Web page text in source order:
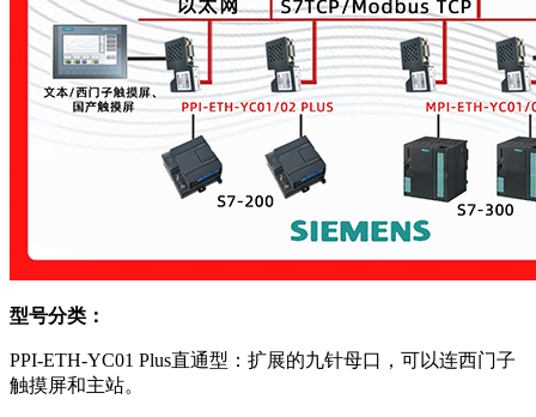
型号分类：
PPI-ETH-YC01 Plus直通型：扩展的九针母口，可以连西门子
触摸屏和主站。